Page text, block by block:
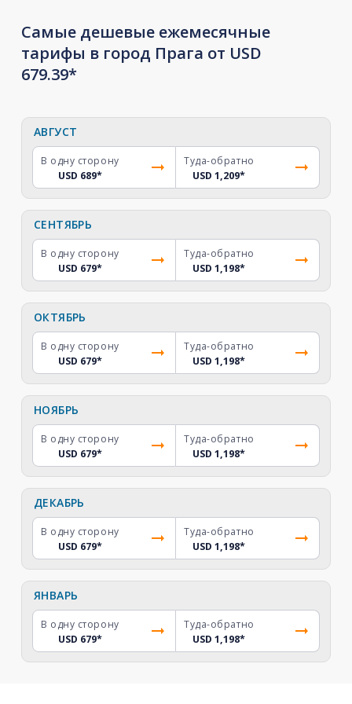
Самые дешевые ежемесячные
тарифы в город Прага от USD
679.39*
АВГУСТ
В одну сторону
USD 689*
Туда-обратно
USD 1,209*
СЕНТЯБРЬ
В одну сторону
USD 679*
Туда-обратно
USD 1,198*
ОКТЯБРЬ
В одну сторону
USD 679*
Туда-обратно
USD 1,198*
НОЯБРЬ
В одну сторону
USD 679*
Туда-обратно
USD 1,198*
ДЕКАБРЬ
В одну сторону
USD 679*
Туда-обратно
USD 1,198*
ЯНВАРЬ
В одну сторону
USD 679*
Туда-обратно
USD 1,198*